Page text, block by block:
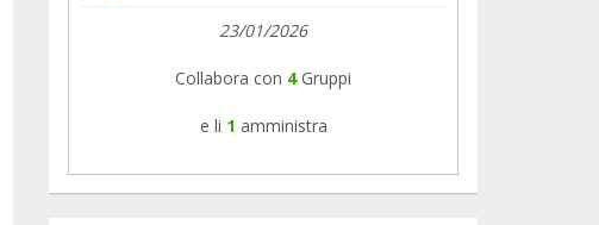
23/01/2026
Collabora con 4Gruppi
e li 1 amministra